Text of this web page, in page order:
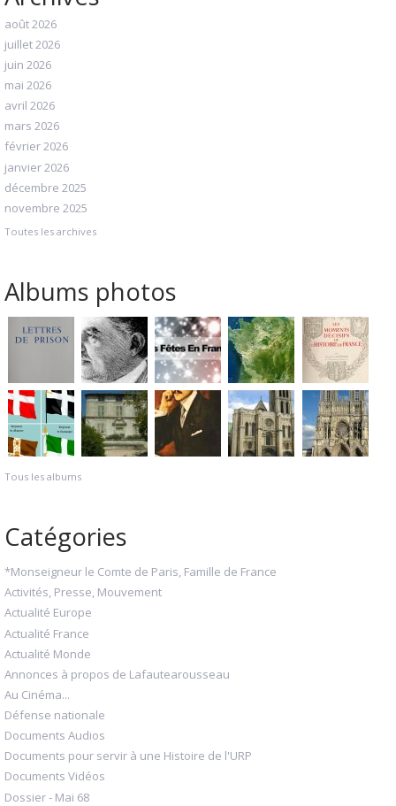
août 2026
juillet 2026
juin 2026
mai 2026
avril 2026
mars 2026
février 2026
janvier 2026
décembre 2025
novembre 2025
Toutes les archives
Albums photos
Tous les albums
Catégories
*Monseigneur le Comte de Paris, Famille de France
Activités, Presse, Mouvement
Actualité Europe
Actualité France
Actualité Monde
Annonces à propos de Lafautearousseau
Au Cinéma...
Défense nationale
Documents Audios
Documents pour servir à une Histoire de l'URP
Documents Vidéos
Dossier - Mai 68